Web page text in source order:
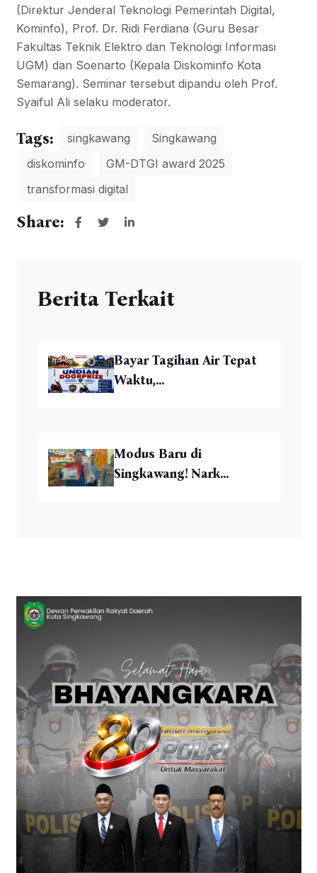
(Direktur Jenderal Teknologi Pemerintah Digital,
Kominfo), Prof. Dr. Ridi Ferdiana (Guru Besar
Fakultas Teknik Elektro dan Teknologi Informasi
UGM) dan Soenarto (Kepala Diskominfo Kota
Semarang). Seminar tersebut dipandu oleh Prof.
Syaiful Ali selaku moderator.
Tags: singkawang
Singkawang
diskominfo
GM-DTGI award 2025
transformasi digital
Share:
Berita Terkait
Bayar Tagihan Air Tepat
Waktu,...
Modus Baru di
Singkawang! Nark...